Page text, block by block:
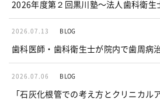
2026年度第２回黒川塾〜法人歯科衛生
2026.07.13 BLOG
歯科医師・歯科衛生士が院内で歯周病
2026.07.06 BLOG
「石灰化根管での考え方とクリニカル